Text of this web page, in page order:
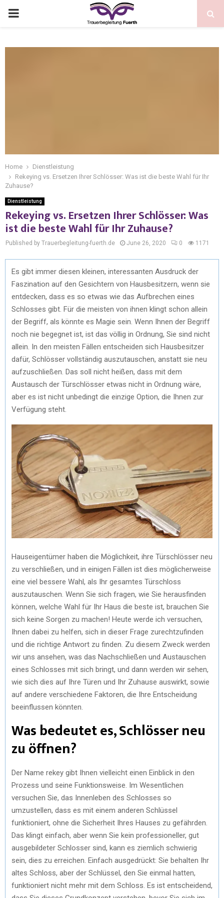
Home
Dienstleistung
Rekeying vs. Ersetzen Ihrer Schlösser: Was ist die beste Wahl für Ihr
Zuhause?
Dienstleistung
Rekeying vs. Ersetzen Ihrer Schlösser: Was
ist die beste Wahl für Ihr Zuhause?
Published by Trauerbegleitung-fuerth.de June 26, 2020 0 1171
Es gibt immer diesen kleinen, interessanten Ausdruck der
Faszination auf den Gesichtern von Hausbesitzern, wenn sie
entdecken, dass es so etwas wie das Aufbrechen eines
Schlosses gibt. Für die meisten von ihnen klingt schon allein
der Begriff, als könnte es Magie sein. Wenn Ihnen der Begriff
noch nie begegnet ist, ist das völlig in Ordnung, Sie sind nicht
allein. In den meisten Fällen entscheiden sich Hausbesitzer
dafür, Schlösser vollständig auszutauschen, anstatt sie neu
aufzuschließen. Das soll nicht heißen, dass mit dem
Austausch der Türschlösser etwas nicht in Ordnung wäre,
aber es ist nicht unbedingt die einzige Option, die Ihnen zur
Verfügung steht.
Hauseigentümer haben die Möglichkeit, ihre Türschlösser neu
zu verschließen, und in einigen Fällen ist dies möglicherweise
eine viel bessere Wahl, als Ihr gesamtes Türschloss
auszutauschen. Wenn Sie sich fragen, wie Sie herausfinden
können, welche Wahl für Ihr Haus die beste ist, brauchen Sie
sich keine Sorgen zu machen! Heute werde ich versuchen,
Ihnen dabei zu helfen, sich in dieser Frage zurechtzufinden
und die richtige Antwort zu finden. Zu diesem Zweck werden
wir uns ansehen, was das Nachschließen und Austauschen
eines Schlosses mit sich bringt, und dann werden wir sehen,
wie sich dies auf Ihre Türen und Ihr Zuhause auswirkt, sowie
auf andere verschiedene Faktoren, die Ihre Entscheidung
beeinflussen könnten.
Was bedeutet es, Schlösser neu
zu öffnen?
Der Name rekey gibt Ihnen vielleicht einen Einblick in den
Prozess und seine Funktionsweise. Im Wesentlichen
versuchen Sie, das Innenleben des Schlosses so
umzustellen, dass es mit einem anderen Schlüssel
funktioniert, ohne die Sicherheit Ihres Hauses zu gefährden.
Das klingt einfach, aber wenn Sie kein professioneller, gut
ausgebildeter Schlosser sind, kann es ziemlich schwierig
sein, dies zu erreichen. Einfach ausgedrückt: Sie behalten Ihr
altes Schloss, aber der Schlüssel, den Sie einmal hatten,
funktioniert nicht mehr mit dem Schloss. Es ist entscheidend,